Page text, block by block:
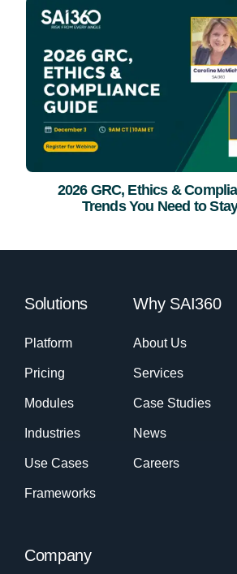
2026 GRC, Ethics &
Trends You Need to
Solutions
Platform
Pricing
Modules
Industries
Use Cases
Frameworks
Why SAI360
About Us
Services
Case Studies
News
Careers
Company